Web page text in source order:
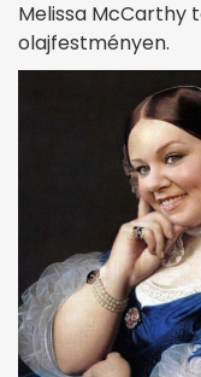
Melissa McCarthy
olajfestményen.